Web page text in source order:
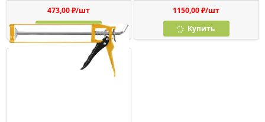
473,00 ₽/шт
Купить
1150,00 ₽/шт
Купить